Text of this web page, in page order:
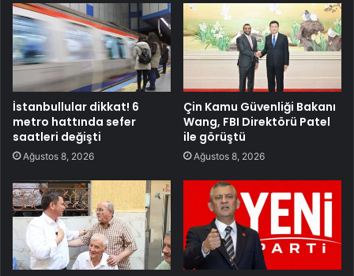
İstanbullular dikkat! 6
metro hattında sefer
saatleri değişti
Ağustos 8, 2026
Çin Kamu Güvenliği Bakanı
Wang, FBI Direktörü Patel
ile görüştü
Ağustos 8, 2026